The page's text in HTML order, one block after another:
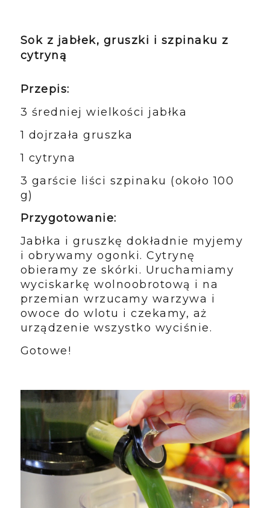
Sok z jabłek, gruszki i szpinaku z
cytryną
Przepis:
3 średniej wielkości jabłka
1 dojrzała gruszka
1 cytryna
3 garście liści szpinaku (około 100
g)
Przygotowanie:
Jabłka i gruszkę dokładnie myjemy
i obrywamy ogonki. Cytrynę
obieramy ze skórki. Uruchamiamy
wyciskarkę wolnoobrotową i na
przemian wrzucamy warzywa i
owoce do wlotu i czekamy, aż
urządzenie wszystko wyciśnie.
Gotowe!